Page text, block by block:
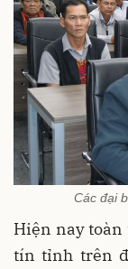
Các đại
Hiện nay toàn
tín tỉnh trên